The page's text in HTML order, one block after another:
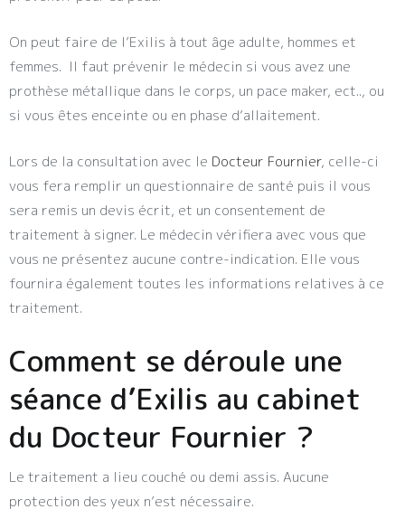
On peut faire de l’Exilis à tout âge adulte, hommes et
femmes. Il faut prévenir le médecin si vous avez une
prothèse métallique dans le corps, un pace maker, ect.., ou
si vous êtes enceinte ou en phase d’allaitement.
Lors de la consultation avec le Docteur Fournier, celle-ci
vous fera remplir un questionnaire de santé puis il vous
sera remis un devis écrit, et un consentement de
traitement à signer. Le médecin vérifiera avec vous que
vous ne présentez aucune contre-indication. Elle vous
fournira également toutes les informations relatives à ce
traitement.
Comment se déroule une
séance d’Exilis au cabinet
du Docteur Fournier ?
Le traitement a lieu couché ou demi assis. Aucune
protection des yeux n’est nécessaire.